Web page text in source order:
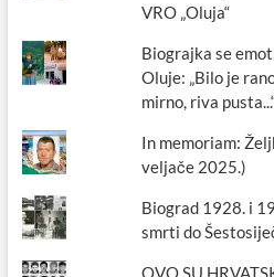
VRO „Oluja“
Biograjka se
Oluje: „Bilo je
mirno, riva
In memoriam:
veljače 2025.)
Biograd 1928. i
smrti do
OVO SU